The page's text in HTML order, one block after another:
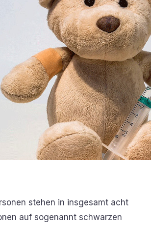
stehen in insgesamt acht
auf sogenannt schwarzen